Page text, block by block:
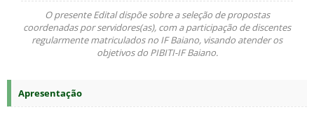
O presente Edital dispõe sobre a seleção de propostas
coordenadas por servidores(as), com a participação de discentes
regularmente matriculados no IF Baiano, visando atender os
objetivos do PIBITI-IF Baiano.
Apresentação